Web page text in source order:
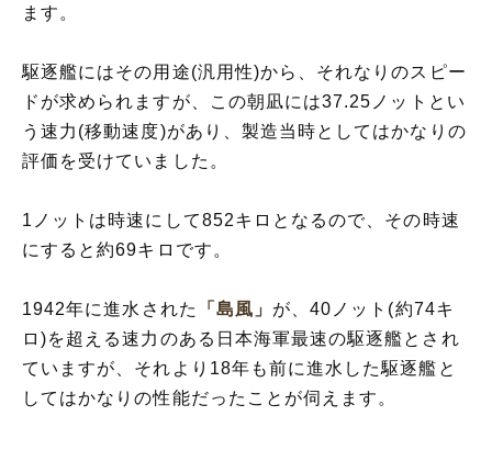
ます。
駆逐艦にはその用途(汎用性)から、それなりのスピー
ドが求められますが、この朝凪には37.25ノットとい
う速力(移動速度)があり、製造当時としてはかなりの
評価を受けていました。
1ノットは時速にして852キロとなるので、その時速
にすると約69キロです。
1942年に進水された 「島風」 が、40ノット(約74キ
ロ)を超える速力のある日本海軍最速の駆逐艦とされ
ていますが、それより18年も前に進水した駆逐艦と
してはかなりの性能だったことが伺えます。